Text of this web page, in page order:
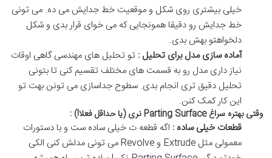
خیلی بیشتری روی شکل و موقعیت خط جدایش می ده. می تونی
خط جدایش رو دقیقا همونجایی که می خوای قرار بدی و شکل
دلخواهتو بهش بدی.
آماده سازی مدل برای تحلیل : تو تحلیل های مهندسی گاهی اوقات
نیاز داری مدل رو به قسمت های مختلف تقسیم کنی تا بتونی
تحلیل دقیق تری انجام بدی. سطوح جداسازی می تونن بهت تو
این کار کمک کنن.
وقتی بهتره سراغParting Surface نری (یا حداقل فعلا!) :
قطعات خیلی ساده : اگه قطعه ت خیلی ساده ست و با دستورات
معمولی مثل
و
می تونی مدلش کنی الکی